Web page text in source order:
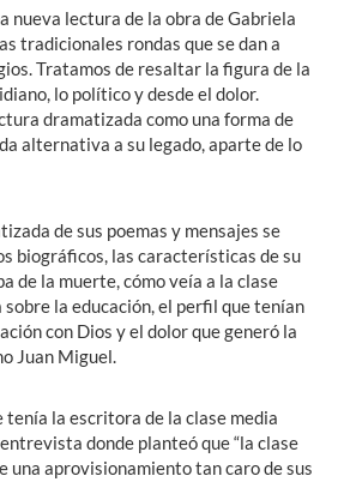
nueva lectura de la obra de Gabriela
tradicionales rondas que se dan a
Tratamos de resaltar la figura de la
lo político y desde el dolor.
dramatizada como una forma de
alternativa a su legado, aparte de lo
de sus poemas y mensajes se
biográficos, las características de su
de la muerte, cómo veía a la clase
sobre la educación, el perfil que tenían
con Dios y el dolor que generó la
Juan Miguel.
tenía la escritora de la clase media
donde planteó que “la clase
una aprovisionamiento tan caro de sus